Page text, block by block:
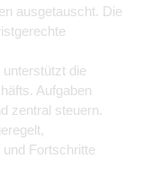
ausgetauscht. Die
die
Aufgaben
zentral steuern.
Fortschritte